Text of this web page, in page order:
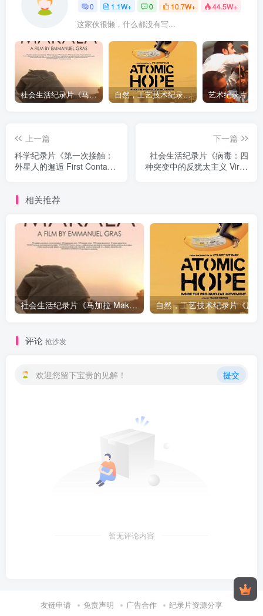
0 1.1W+ 0 10.7W+ 44.5W+
这家伙很懒，什么都没有写...
社会生活纪录片《马加拉 Makala》下载 自然，工艺技术纪录片《原子能的希望 Atomic Hope – Inside the Pro-Nuclear Movement》下载
上一篇
科学纪录片《第一次接触：
外星人的邂逅 First Contact:
下一篇
社会生活纪录片《病毒：四
种突变中的反犹太主义 Viral:
相关推荐
社会生活纪录片《马加拉 Makala》下载
评论 抢沙发
欢迎您留下宝贵的见解！ 提交
暂无评论内容
友链申请 免责声明 广告合作 纪录片资源分享